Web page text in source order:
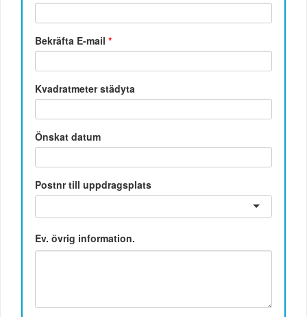
Bekräfta E-mail*
Kvadratmeter städyta
Önskat datum
Postnr till uppdragsplats
Ev. övrig information.